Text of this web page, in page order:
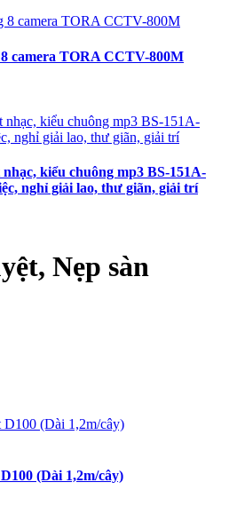
camera TORA CCTV-800M
kiểu chuông mp3 BS-151A-
nghỉ giải lao, thư giãn, giải trí
Nẹp sàn
(Dài 1,2m/cây)